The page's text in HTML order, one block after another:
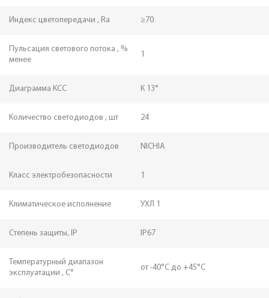
Индекс цветопередачи , Ra ≥70
Пульсация светового потока , %
менее
1
Диаграмма КСС К 13°
Количество светодиодов , шт 24
Производитель светодиодов NICHIA
Класс электробезопасности 1
Климатическое исполнение УХЛ 1
Степень защиты, IP IP67
Температурный диапазон
эксплуатации , С°
от -40°С до +45°С